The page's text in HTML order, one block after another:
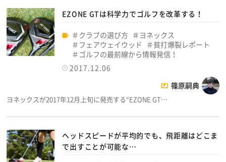
EZONE GTは科学力でゴルフを改革する！
クラブの選び方
ヨネックス
フェアウェイウッド
貧打爆裂レポート
ゴルフの最前線から情報発信！
2017.12.06
篠原嗣典
ヨネックスが2017年12月上旬に発売する“EZONE GT…
ヘッドスピードが平均的でも、飛距離はどこま
で出すことが可能な…